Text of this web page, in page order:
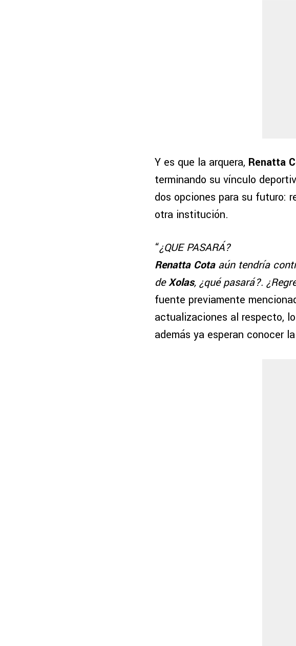
Y es que la arquera, Renatta
terminando su vínculo
dos opciones para su futuro:
otra institución.
“¿QUE PASARÁ?
Renatta Cotaaún tendría
deXolas, ¿qué pasará?.
fuente previamente
actualizaciones al respecto,
además ya esperan conocer